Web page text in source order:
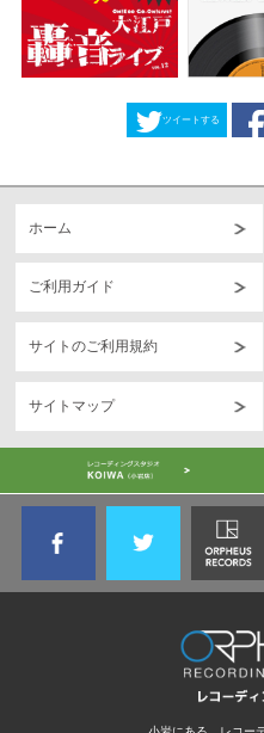
誠にありがとうございます
近年の物価上昇に伴う施
誠に勝手ながら 2026 年 8
有人時間帯及び無人時間
(一般料金・パック料金・
【改定スケジュール】
新料金に関しての詳細は
尚、7月中の8月1日以降の
にてご対応させていただ
引き続き有人営業と無人営
リハスタとして運営して
何卒ご理解とご協力のほ
す。
2026-05-25
SOUND STUDIO M 一
関するお知らせ
いつもご利用ありがとう
で
（7/20の有人営業を無人シ
当該日時は店頭でのご対
ツイートする
ホーム
ご利用ガイド
サイトのご利用規約
サイトマップ